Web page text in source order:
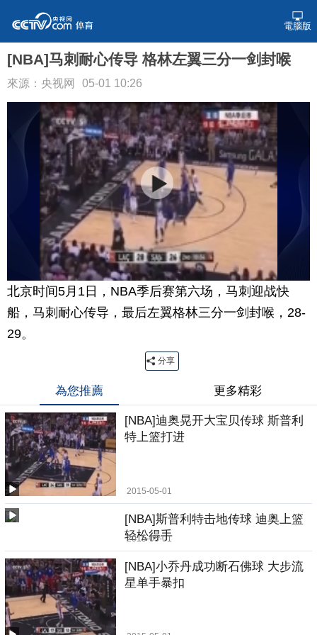
電腦版
[NBA]马刺耐心传导 格林左翼三分一剑封喉
來源：央视网 05-01 10:26
北京时间5月1日，NBA季后赛第六场，马刺迎战快
船，马刺耐心传导，最后左翼格林三分一剑封喉，28-
29。
分享
為您推薦 更多精彩
[NBA]迪奥晃开大宝贝传球 斯普利
特上篮打进
2015-05-01
[NBA]斯普利特击地传球 迪奥上篮
轻松得手
2015-05-01
[NBA]小乔丹成功断石佛球 大步流
星单手暴扣